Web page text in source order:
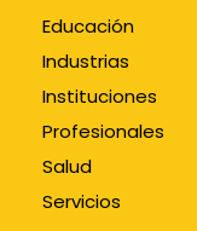
Educación
Industrias
Instituciones
Profesionales
Salud
Servicios